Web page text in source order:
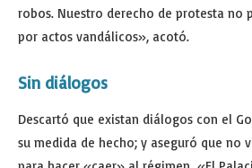
robos. Nuestro derecho de protesta no
por actos vandálicos», acotó.
Sin diálogos
Descartó que existan diálogos con el
su medida de hecho; y aseguró que no